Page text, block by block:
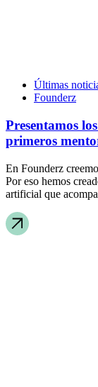
Últimas
Founderz
Presentamos
primeros
En Founderz
Por eso hemos
artificial que